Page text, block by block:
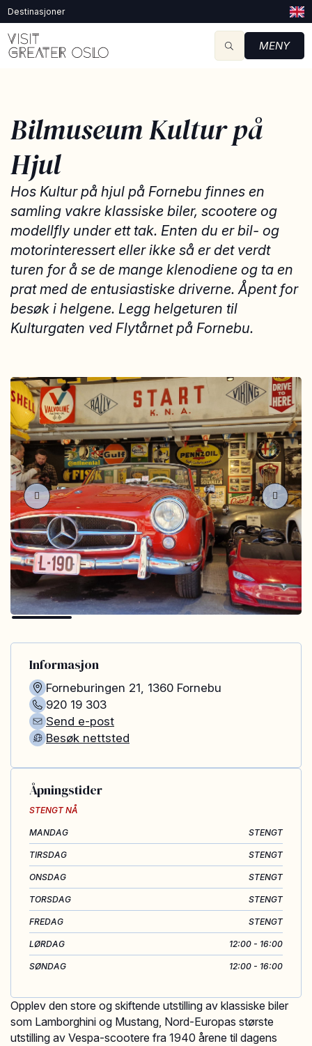
Destinasjoner
MENY
Bilmuseum Kultur på
Hjul
Hos Kultur på hjul på Fornebu finnes en
samling vakre klassiske biler, scootere og
modellfly under ett tak. Enten du er bil- og
motorinteressert eller ikke så er det verdt
turen for å se de mange klenodiene og ta en
prat med de entusiastiske driverne. Åpent for
besøk i helgene. Legg helgeturen til
Kulturgaten ved Flytårnet på Fornebu.
Opplev den store og skiftende utstilling av klassiske biler
som Lamborghini og Mustang, Nord-Europas største
utstilling av Vespa-scootere fra 1940 årene til dagens
Informasjon
Forneburingen 21, 1360 Fornebu
920 19 303
Send e-post
Besøk nettsted
Åpningstider
STENGT NÅ
MANDAG STENGT
TIRSDAG STENGT
ONSDAG STENGT
TORSDAG STENGT
FREDAG STENGT
LØRDAG 12:00 - 16:00
SØNDAG 12:00 - 16:00